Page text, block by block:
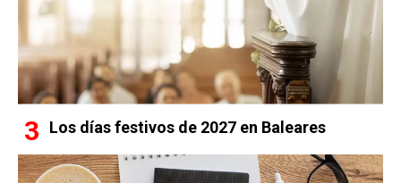
Los días festivos de 2027 en Baleares